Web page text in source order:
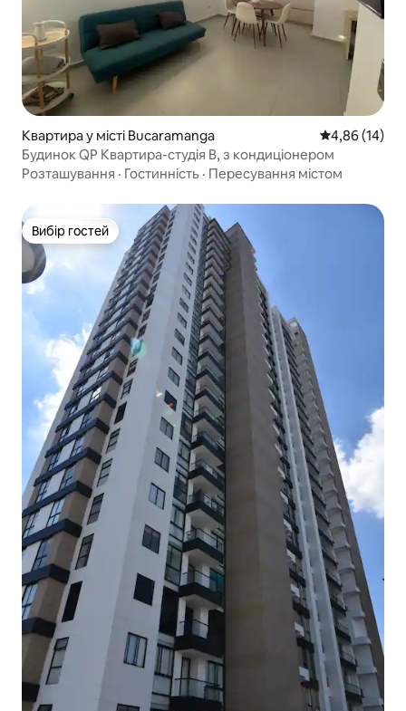
Квартира у місті Bucaramanga Середня
4,86 (14)
Будинок QP Квартира-студія B, з кондиціонером
Розташування · Гостинність · Пересування містом
Вибір гостей
Вибір гостей